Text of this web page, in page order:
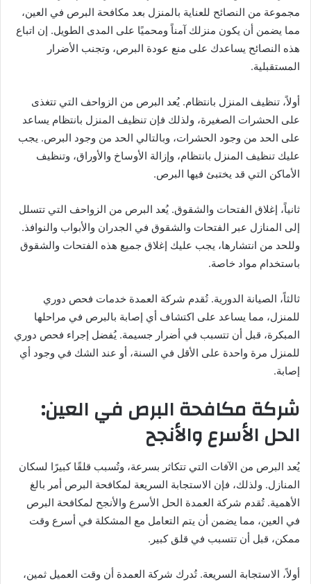
مجموعة من النصائح للعناية بالمنزل بعد مكافحة البرص في العين،
مما يضمن أن يكون منزلك آمناً ومحميًا على المدى الطويل. إن اتباع
هذه النصائح يساعدك على منع عودة البرص، وتجنب الأضرار
المستقبلية.
أولاً، تنظيف المنزل بانتظام. يُعد البرص من الزواحف التي تتغذى
على الحشرات الصغيرة، ولذلك فإن تنظيف المنزل بانتظام يساعد
على الحد من وجود الحشرات، وبالتالي الحد من وجود البرص. يجب
عليك تنظيف المنزل بانتظام، وإزالة الأوساخ والأوراق، وتنظيف
الأماكن التي قد يختبئ فيها البرص.
ثانياً، إغلاق الفتحات والشقوق. يُعد البرص من الزواحف التي تتسلل
إلى المنازل عبر الفتحات والشقوق في الجدران والأبواب والنوافذ.
وللحد من انتشارها، يجب عليك إغلاق جميع هذه الفتحات والشقوق
باستخدام مواد خاصة.
ثالثاً، الصيانة الدورية. تُقدم شركة العمدة خدمات فحص دوري
للمنزل، مما يساعد على اكتشاف أي إصابة بالبرص في مراحلها
المبكرة، قبل أن تتسبب في أضرار جسيمة. يُفضل إجراء فحص دوري
للمنزل مرة واحدة على الأقل في السنة، أو عند الشك في وجود أي
إصابة.
شركة مكافحة البرص في العين:
الحل الأسرع والأنجح
يُعد البرص من الآفات التي تتكاثر بسرعة، وتُسبب قلقًا كبيرًا لسكان
المنازل. ولذلك، فإن الاستجابة السريعة لمكافحة البرص أمر بالغ
الأهمية. تُقدم شركة العمدة الحل الأسرع والأنجح لمكافحة البرص
في العين، مما يضمن أن يتم التعامل مع المشكلة في أسرع وقت
ممكن، قبل أن تتسبب في قلق كبير.
أولاً، الاستجابة السريعة. تُدرك شركة العمدة أن وقت العميل ثمين،